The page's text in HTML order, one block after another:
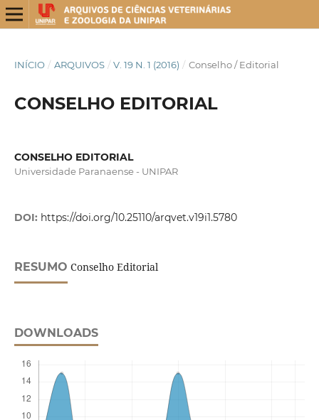
INÍCIO / ARQUIVOS / V. 19 N. 1 (2016) / Conselho / Editorial
CONSELHO EDITORIAL
CONSELHO EDITORIAL
Universidade Paranaense - UNIPAR
DOI: https://doi.org/10.25110/arqvet.v19i1.5780
RESUMO Conselho Editorial
DOWNLOADS